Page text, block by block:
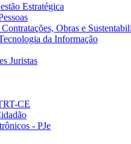
Estratégica
Obras e
da Informação
Juristas
CE
- PJe